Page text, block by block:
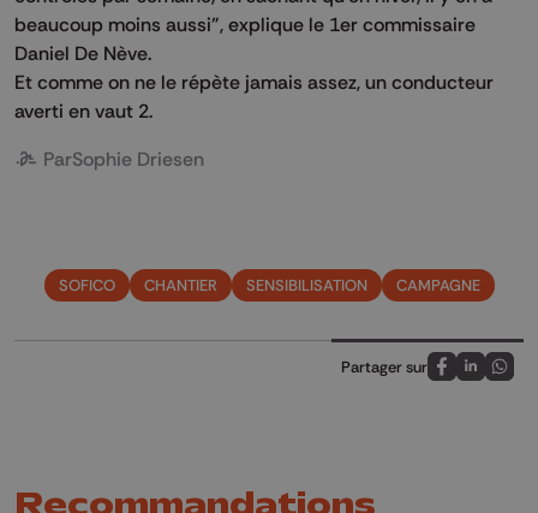
beaucoup moins aussi", explique le 1er commissaire
Daniel De Nève.
Et comme on ne le répète jamais assez, un conducteur
averti en vaut 2.
ParSophie Driesen
SOFICO CHANTIER SENSIBILISATION CAMPAGNE
Partager sur
Partagez sur
Partagez